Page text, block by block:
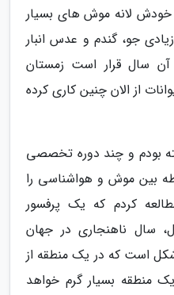
خودش لانه موش های بسیار
جو، گندم و عدس انبار
سال قرار است زمستان
از الان چنین کاری کرده
بودم و چند دوره تخصصی
بین موش و هواشناسی را
کردم که یک پرفسور
سال ناهنجاری در جهان
است که در یک منطقه از
منطقه بسیار گرم خواهد